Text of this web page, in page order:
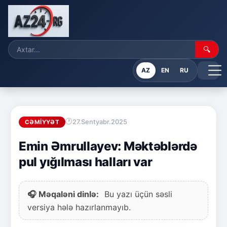
🔍
AZ EN RU
CƏMIYYƏT 27.Sentyabr.2025
Emin Əmrullayev: Məktəblərdə
pul yığılması halları var
🎧 Məqaləni dinlə:
Bu yazı üçün səsli
versiya hələ hazırlanmayıb.